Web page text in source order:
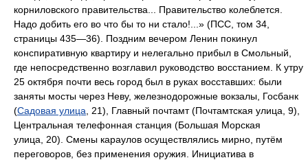
корниловского правительства... Правительство колеблется.
Надо добить его во что бы то ни стало!...» (ПСС, том 34,
страницы 435—36). Поздним вечером Ленин покинул
конспиративную квартиру и нелегально прибыл в Смольный,
где непосредственно возглавил руководство восстанием. К утру
25 октября почти весь город был в руках восставших: были
заняты мосты через Неву, железнодорожные вокзалы, Госбанк
(Садовая улица , 21), Главный почтамт (Почтамтская улица, 9),
Центральная телефонная станция (Большая Морская
улица, 20). Смены караулов осуществлялись мирно, путём
переговоров, без применения оружия. Инициатива в